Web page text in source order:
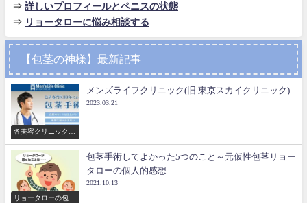
⇒ 詳しいプロフィールとペニスの状態
⇒ リョータローに悩み相談する
【包茎の神様】最新記事
各美容クリニックの
メンズライフクリニック(旧 東京スカイクリニック)
2023.03.21
リョータローの包茎
包茎手術してよかった5つのこと～元仮性包茎リョー
タローの個人的感想
2021.10.13